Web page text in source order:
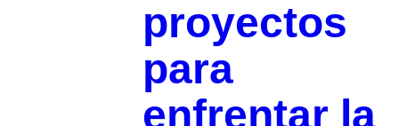
proyectos
para
enfrentar la